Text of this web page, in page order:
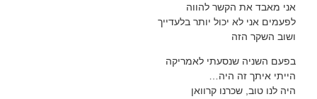
אני מאבד את הקשר להווה
לפעמים אני לא יכול יותר בלעדייך
ושוב השקר הזה
בפעם השניה שנסעתי לאמריקה
הייתי איתך זה היה…
היה לנו טוב, שכרנו קרוואן